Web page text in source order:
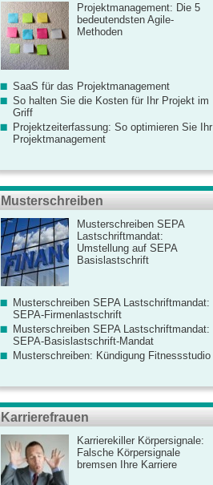
Projektmanagement: Die 5
bedeutendsten Agile-
Methoden
SaaS für das Projektmanagement
So halten Sie die Kosten für Ihr Projekt im
Griff
Projektzeiterfassung: So optimieren Sie Ihr
Projektmanagement
Musterschreiben
Musterschreiben SEPA
Lastschriftmandat:
Umstellung auf SEPA
Basislastschrift
Musterschreiben SEPA Lastschriftmandat:
SEPA-Firmenlastschrift
Musterschreiben SEPA Lastschriftmandat:
SEPA-Basislastschrift-Mandat
Musterschreiben: Kündigung Fitnessstudio
Karrierefrauen
Karrierekiller Körpersignale:
Falsche Körpersignale
bremsen Ihre Karriere